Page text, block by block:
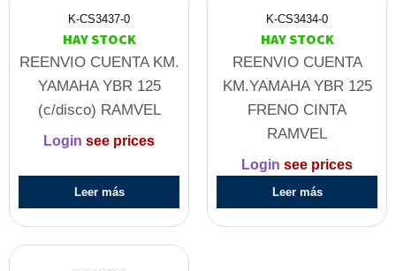
K-CS3437-0
HAY STOCK
REENVIO CUENTA KM.
YAMAHA YBR 125
(c/disco) RAMVEL
Login see prices
Leer más
K-CS3434-0
HAY STOCK
REENVIO CUENTA
KM.YAMAHA YBR 125
FRENO CINTA
RAMVEL
Login see prices
Leer más